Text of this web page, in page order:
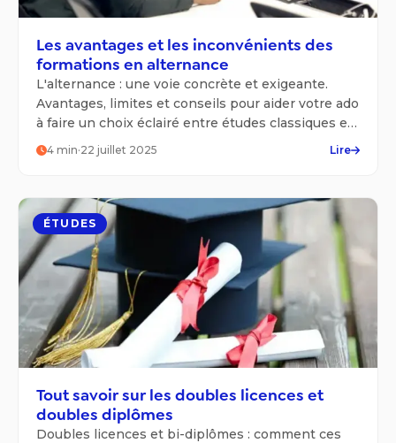
Les avantages et les inconvénients des
formations en alternance
L'alternance : une voie concrète et exigeante.
Avantages, limites et conseils pour aider votre ado
à faire un choix éclairé entre études classiques et
formation en entreprise.
4 min·22 juillet 2025 Lire
ÉTUDES
Tout savoir sur les doubles licences et
doubles diplômes
Doubles licences et bi-diplômes : comment ces